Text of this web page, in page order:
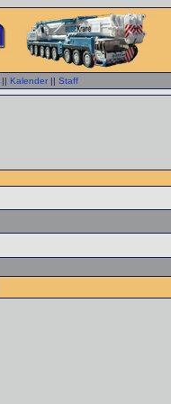
|| Kalender || Staff